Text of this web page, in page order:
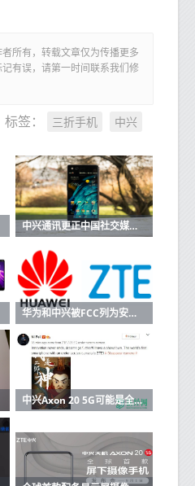
所有，转载文章仅为传播更多
有误，请第一时间联系我们修
标签： 三折手机 中兴
中兴通讯更正中国社交媒体对公司的误解
华为和中兴被FCC列为安全威胁
中兴Axon 20 5G可能是全球首款显示屏相机智能手机